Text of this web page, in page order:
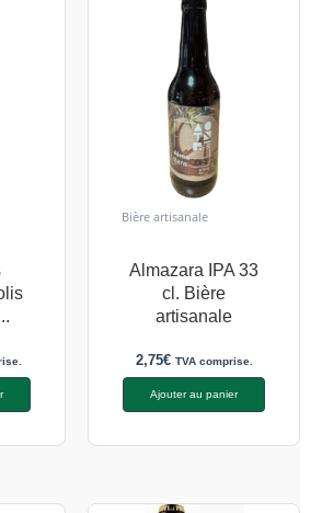
Bière artisanale
Almazara IPA 33
cl. Bière
artisanale
2,75€ TVA comprise.
Ajouter au panier